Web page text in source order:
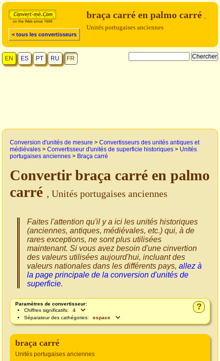
< tous les convertisseurs
braça carré en palmo carré ,
Unités portugaises anciennes
EN ES PT RU FR
Conversion d'unités de mesure > Convertisseurs des unités antiques et
médiévales > Convertisseur d'unités de superficie historiques > Unités
portugaises anciennes > Braça carré
Convertir braça carré en palmo
carré , Unités portugaises anciennes
Faites l'attention qu'il y a ici les unités historiques
(anciennes, antiques, médiévales, etc.) qui, à de
rares exceptions, ne sont plus utilisées
maintenant. Si vous avez besoin d'une cinvertion
des valeurs utilisées aujourd'hui, incluant des
valeurs nationales dans les différents pays, allez à
la page principale de la conversion d'unités de
superficie.
?
Paramètres de convertisseur:
Chiffres significatifs:
Séparateur des cathégories:
braça carré
Unités portugaises anciennes